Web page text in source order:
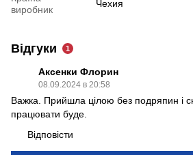
виробник
Чехия
Відгуки 1
Аксенки Флорин
08.09.2024 в 20:58
Важка. Прийшла цілою без подряпин і
працювати буде.
Відповісти